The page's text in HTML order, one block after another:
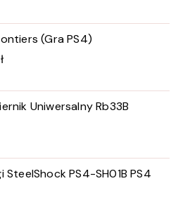
(Gra PS4)
Uniwersalny Rb33B
SteelShock PS4-SH01B PS4